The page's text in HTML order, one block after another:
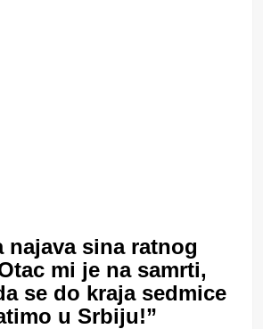
najava sina ratnog
mi je na samrti,
se do kraja sedmice
u Srbiju!”